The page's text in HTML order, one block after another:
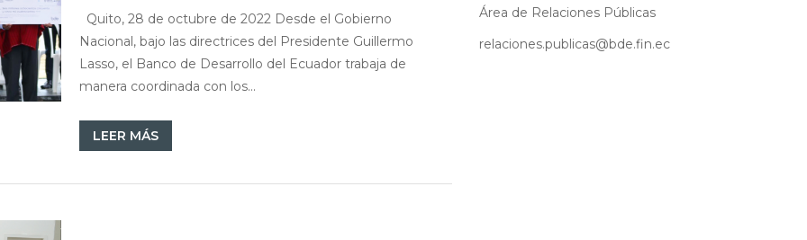
Quito, 28 de octubre de 2022 Desde el Gobierno
Nacional, bajo las directrices del Presidente Guillermo
Lasso, el Banco de Desarrollo del Ecuador trabaja de
manera coordinada con los...
LEER MÁS
Área de Relaciones Públicas
relaciones.publicas@bde.fin.ec